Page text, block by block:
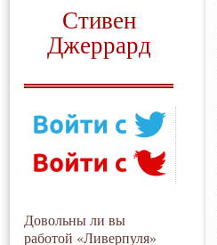
Стивен
Джеррард
Довольны ли вы
работой «Ливерпуля»